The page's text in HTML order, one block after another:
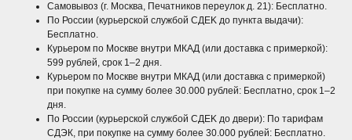
Самовывоз (г. Москва, Печатников переулок д. 21): Бесплатно.
По России (курьерской службой CДEK до пункта выдачи):
Бесплатно.
Курьером по Москве внутри МКАД (или доставка с примеркой):
599 рублей, срок 1–2 дня.​
Курьером по Москве внутри МКАД (или доставка с примеркой)
при покупке на сумму более 30.000 рублей: Бесплатно, срок 1–2
дня.
По России (курьерской службой CДEK до двери): По тарифам
СДЭК, при покупке на сумму более 30.000 рублей: Бесплатно.